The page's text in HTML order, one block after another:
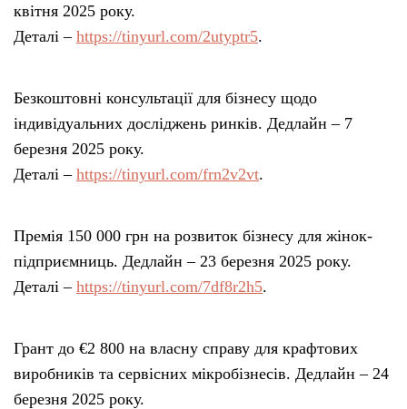
квітня 2025 року.
Деталі – https://tinyurl.com/2utyptr5.
Безкоштовні консультації для бізнесу щодо
індивідуальних досліджень ринків. Дедлайн – 7
березня 2025 року.
Деталі – https://tinyurl.com/frn2v2vt.
Премія 150 000 грн на розвиток бізнесу для жінок-
підприємниць. Дедлайн – 23 березня 2025 року.
Деталі – https://tinyurl.com/7df8r2h5.
Грант до €2 800 на власну справу для крафтових
виробників та сервісних мікробізнесів. Дедлайн – 24
березня 2025 року.